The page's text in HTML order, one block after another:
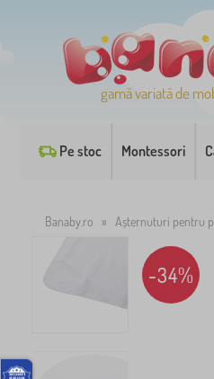
gamă variată de
Pe stoc Montessori
Banaby.ro » Așternuturi pentru
-34%